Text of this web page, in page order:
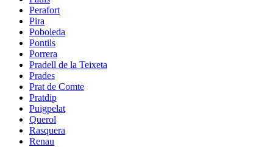
Perafort
Pira
Poboleda
Pontils
Porrera
Pradell de la Teixeta
Prades
Prat de Comte
Pratdip
Puigpelat
Querol
Rasquera
Renau